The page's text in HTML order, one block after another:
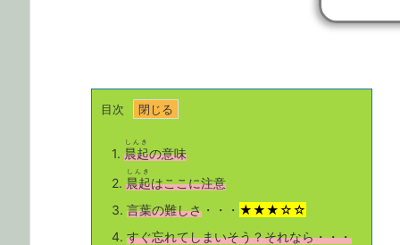
目次
1. 晨起
しんき
の意味
2. 晨起
しんき
はここに注意
3. 言葉の難しさ ・・・ ★★★☆☆
4. すぐ忘れてしまいそう？それなら・・・